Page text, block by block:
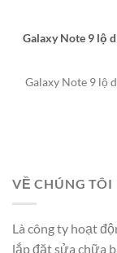
Galaxy Note 9 lộ
Galaxy Note 9 lộ
VỀ CHÚNG TÔI
Là công ty hoạt
lắp đặt sửa chữa